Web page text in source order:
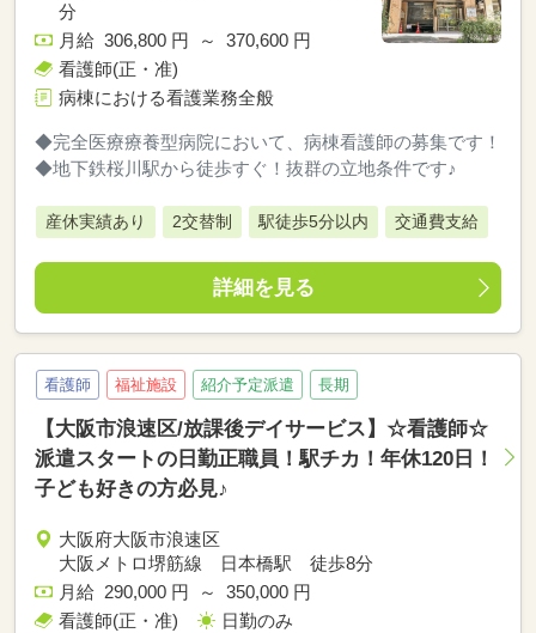
分
月給 306,800 円 ～ 370,600 円
看護師(正・准)
病棟における看護業務全般
◆完全医療療養型病院において、病棟看護師の募集です！
◆地下鉄桜川駅から徒歩すぐ！抜群の立地条件です♪
産休実績あり 2交替制 駅徒歩5分以内 交通費支給
詳細を見る
看護師 福祉施設 紹介予定派遣 長期
【大阪市浪速区/放課後デイサービス】☆看護師☆
派遣スタートの日勤正職員！駅チカ！年休120日！
子ども好きの方必見♪
大阪府大阪市浪速区
大阪メトロ堺筋線 日本橋駅 徒歩8分
月給 290,000 円 ～ 350,000 円
看護師(正・准)
日勤のみ